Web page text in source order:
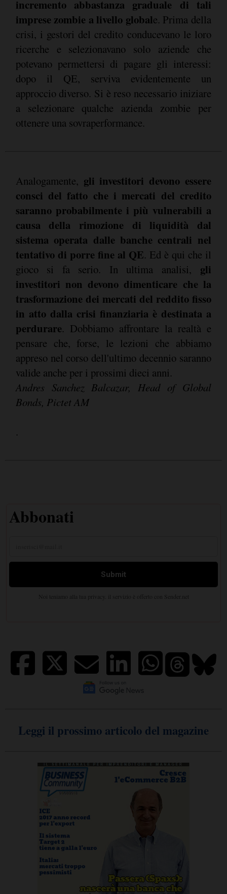
incremento abbastanza graduale di tali
imprese zombie a livello globale. Prima della
crisi, i gestori del credito conducevano le loro
ricerche e selezionavano solo aziende che
potevano permettersi di pagare gli interessi:
dopo il QE, serviva evidentemente un
approccio diverso. Si è reso necessario iniziare
a selezionare qualche azienda zombie per
ottenere una sovraperformance.
Analogamente, gli investitori devono essere
consci del fatto che i mercati del credito
saranno probabilmente i più vulnerabili a
causa della rimozione di liquidità dal
sistema operata dalle banche centrali nel
tentativo di porre fine al QE. Ed è qui che il
gioco si fa serio. In ultima analisi, gli
investitori non devono dimenticare che la
trasformazione dei mercati del reddito fisso
in atto dalla crisi finanziaria è destinata a
perdurare. Dobbiamo affrontare la realtà e
pensare che, forse, le lezioni che abbiamo
appreso nel corso dell'ultimo decennio saranno
valide anche per i prossimi dieci anni.
Andres Sanchez Balcazar, Head of Global
Bonds, Pictet AM
.
Leggi il prossimo articolo del magazine